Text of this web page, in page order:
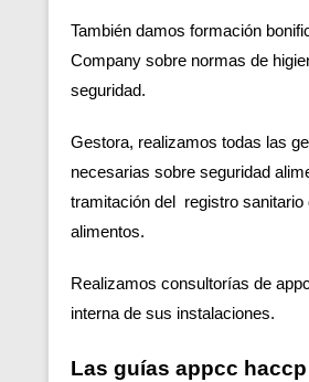
También damos formación
Company sobre normas de
seguridad.
Gestora, realizamos todas las
necesarias sobre seguridad
tramitación del registro sanitario
alimentos.
Realizamos consultorías de
interna de sus instalaciones.
Las guías appcc